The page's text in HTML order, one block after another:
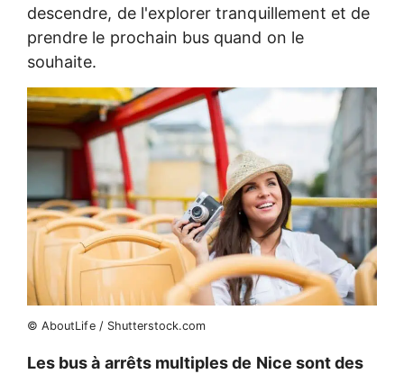
descendre, de l'explorer tranquillement et de
prendre le prochain bus quand on le
souhaite.
© AboutLife / Shutterstock.com
Les bus à arrêts multiples de Nice sont des